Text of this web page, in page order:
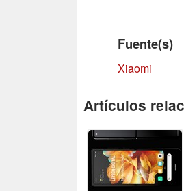
Fuente(s)
Xiaomi
Artículos